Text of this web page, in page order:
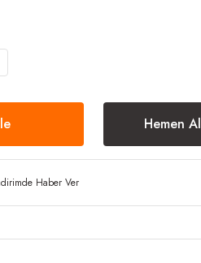
Hemen Al
Haber Ver